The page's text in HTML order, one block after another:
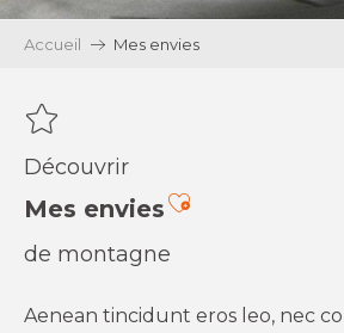
Accueil Mes envies
Découvrir
Mes enviesAjouter
de montagne
Aenean tincidunt eros leo, nec